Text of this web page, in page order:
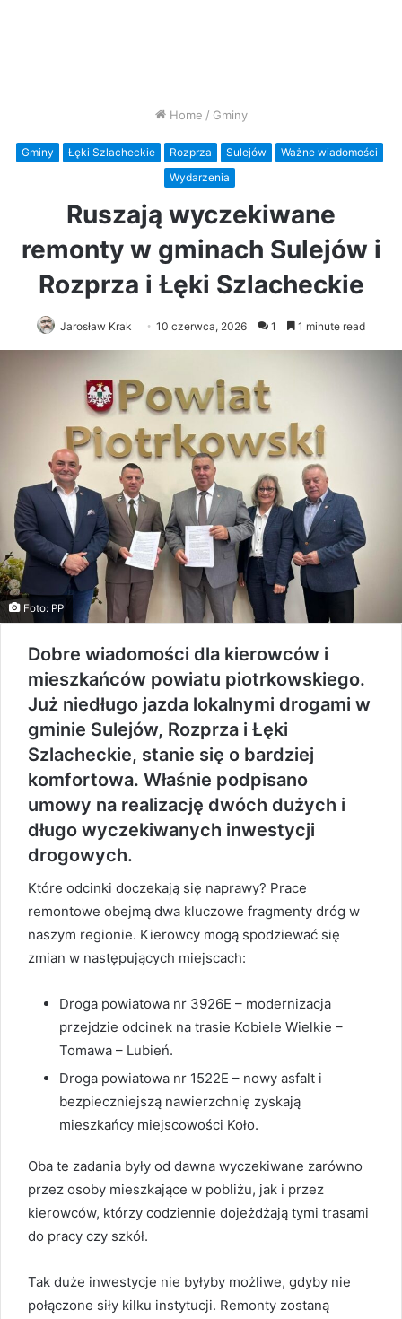
Home / Gminy
Gminy Łęki Szlacheckie Rozprza Sulejów
Ważne wiadomości
Wydarzenia
Ruszają wyczekiwane
remonty w gminach Sulejów i
Rozprza i Łęki Szlacheckie
Jarosław Krak 10 czerwca, 2026 1 1 minute read
Foto: PP
Dobre wiadomości dla kierowców i
mieszkańców powiatu piotrkowskiego.
Już niedługo jazda lokalnymi drogami w
gminie Sulejów, Rozprza i Łęki
Szlacheckie, stanie się o bardziej
komfortowa. Właśnie podpisano
umowy na realizację dwóch dużych i
długo wyczekiwanych inwestycji
drogowych.
Które odcinki doczekają się naprawy? Prace
remontowe obejmą dwa kluczowe fragmenty dróg w
naszym regionie. Kierowcy mogą spodziewać się
zmian w następujących miejscach:
Droga powiatowa nr 3926E – modernizacja
przejdzie odcinek na trasie Kobiele Wielkie –
Tomawa – Lubień.
Droga powiatowa nr 1522E – nowy asfalt i
bezpieczniejszą nawierzchnię zyskają
mieszkańcy miejscowości Koło.
Oba te zadania były od dawna wyczekiwane zarówno
przez osoby mieszkające w pobliżu, jak i przez
kierowców, którzy codziennie dojeżdżają tymi trasami
do pracy czy szkół.
Tak duże inwestycje nie byłyby możliwe, gdyby nie
połączone siły kilku instytucji. Remonty zostaną